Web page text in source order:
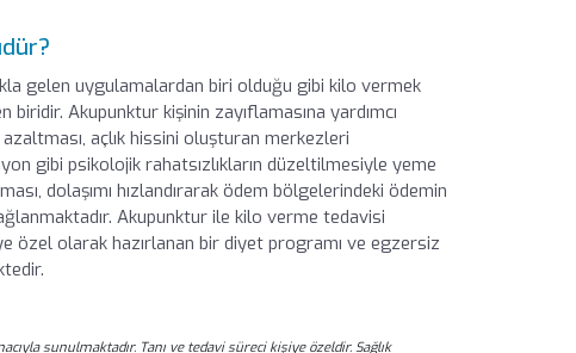
gelen uygulamalardan biri olduğu gibi kilo vermek
Akupunktur kişinin zayıflamasına yardımcı
açlık hissini oluşturan merkezleri
gibi psikolojik rahatsızlıkların düzeltilmesiyle yeme
dolaşımı hızlandırarak ödem bölgelerindeki ödemin
Akupunktur ile kilo verme tedavisi
özel olarak hazırlanan bir diyet programı ve egzersiz
sunulmaktadır. Tanı ve tedavi süreci kişiye özeldir. Sağlık